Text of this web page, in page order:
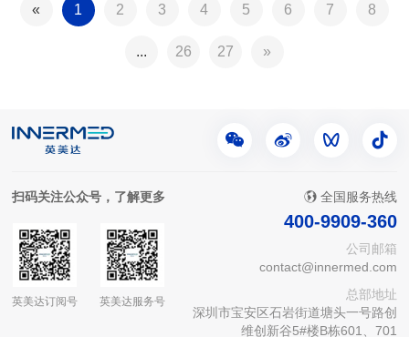
« 1 2 3 4 5 6 7 8
... 26 27 »
扫码关注公众号，了解更多
英美达订阅号 英美达服务号
全国服务热线
400-9909-360
公司邮箱
contact@innermed.com
总部地址
深圳市宝安区石岩街道塘头一号路创
维创新谷5#楼B栋601、701